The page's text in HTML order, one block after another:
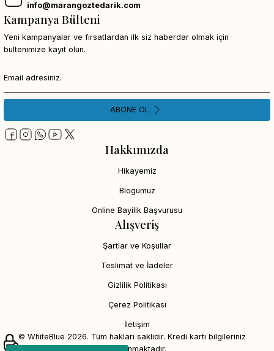
info@marangoztedarik.com
Hakkımızda
Hikayemiz
Blogumuz
Online Bayilik Başvurusu
Alışveriş
Şartlar ve Koşullar
Teslimat ve İadeler
Gizlilik Politikası
Çerez Politikası
İletişim
Kampanya Bülteni
Yeni kampanyalar ve fırsatlardan ilk siz haberdar olmak için
bültenimize kayıt olun.
ABONE OL
© WhiteBlue 2026. Tüm hakları saklıdır. Kredi kartı bilgileriniz
256bit SSL sertifikası ile korunmaktadır.